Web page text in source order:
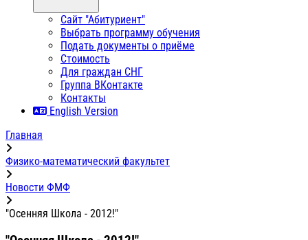
Сайт "Абитуриент"
Выбрать программу обучения
Подать документы о приёме
Стоимость
Для граждан СНГ
Группа ВКонтакте
Контакты
English Version
Главная
Физико-математический факультет
Новости ФМФ
"Осенняя Школа - 2012!"